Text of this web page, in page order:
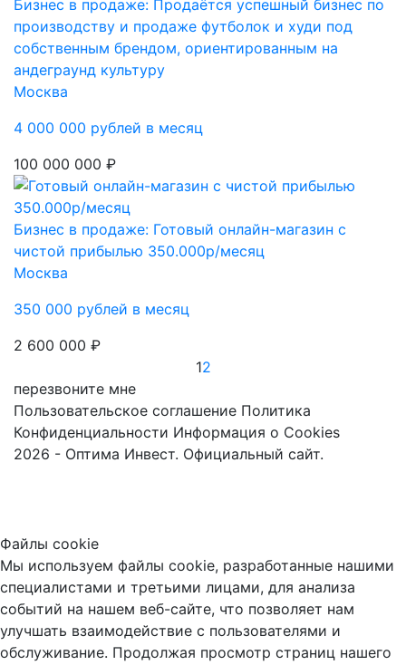
Бизнес в продаже: Продаётся успешный бизнес по
производству и продаже футболок и худи под
собственным брендом, ориентированным на
андеграунд культуру
Москва
4 000 000 рублей в месяц
100 000 000 ₽
Бизнес в продаже: Готовый онлайн-магазин с
чистой прибылью 350.000р/месяц
Москва
350 000 рублей в месяц
2 600 000 ₽
12
перезвоните мне
Пользовательское соглашение Политика
Конфиденциальности Информация о Cookies
2026 - Оптима Инвест. Официальный сайт.
Файлы cookie
Мы используем файлы cookie, разработанные нашими
специалистами и третьими лицами, для анализа
событий на нашем веб-сайте, что позволяет нам
улучшать взаимодействие с пользователями и
обслуживание. Продолжая просмотр страниц нашего